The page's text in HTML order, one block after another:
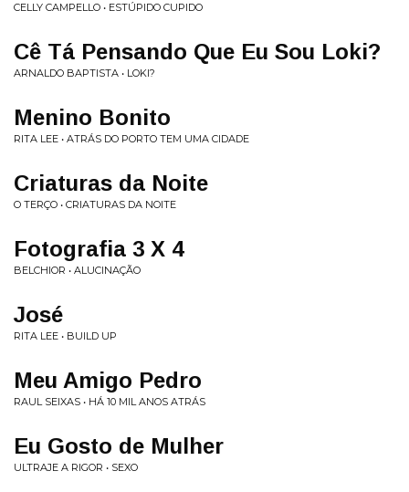
CELLY CAMPELLO • ESTÚPIDO CUPIDO
Cê Tá Pensando Que Eu Sou Loki?
ARNALDO BAPTISTA • LOKI?
Menino Bonito
RITA LEE • ATRÁS DO PORTO TEM UMA CIDADE
Criaturas da Noite
O TERÇO • CRIATURAS DA NOITE
Fotografia 3 X 4
BELCHIOR • ALUCINAÇÃO
José
RITA LEE • BUILD UP
Meu Amigo Pedro
RAUL SEIXAS • HÁ 10 MIL ANOS ATRÁS
Eu Gosto de Mulher
ULTRAJE A RIGOR • SEXO